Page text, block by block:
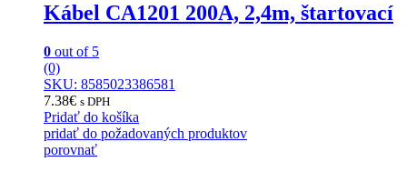
Kábel CA1201 200A, 2,4m, štartovací
0 out of 5
(0)
SKU: 8585023386581
7.38€ s DPH
Pridať do košíka
pridať do požadovaných produktov
porovnať